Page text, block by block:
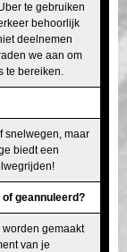
te gebruiken
behoorlijk
deelnemen
we aan om
te bereiken.
snelwegen, maar
biedt een
geannuleerd?
gemaakt
van je